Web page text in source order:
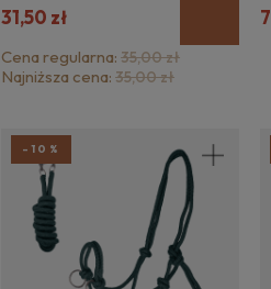
31,50 zł
Cena regularna:35,00 zł
Najniższa cena:35,00 zł
-10%